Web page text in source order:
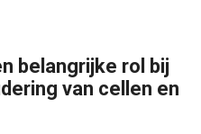
belangrijke rol bij
van cellen en